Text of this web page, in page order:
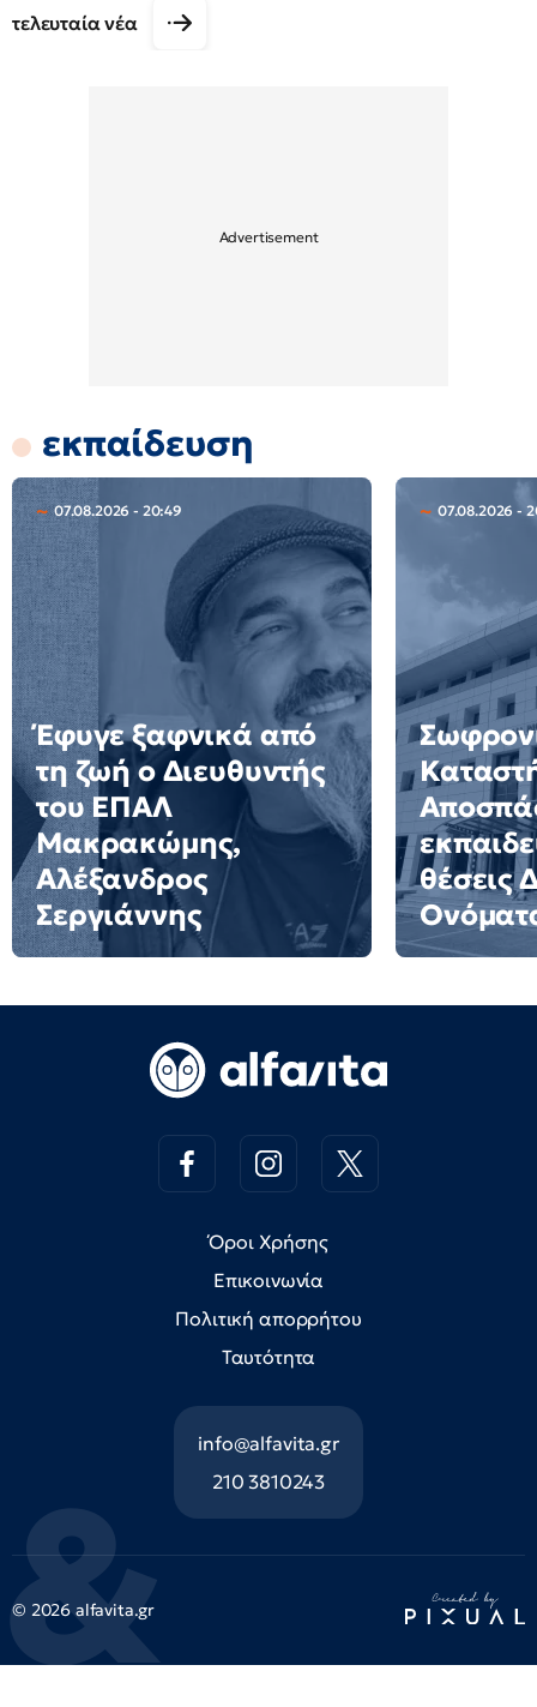
τελευταία νέα
εκπαίδευση
07.08.2026 - 20:49
Έφυγε ξαφνικά από
τη ζωή ο Διευθυντής
του ΕΠΑΛ
Μακρακώμης,
Αλέξανδρος
Σεργιάννης
07.08.2026 -
θέσεις
Όροι Χρήσης
Επικοινωνία
Πολιτική απορρήτου
Ταυτότητα
info@alfavita.gr
210 3810243
© 2026 alfavita.gr